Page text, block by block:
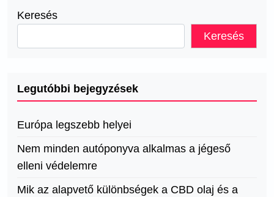
Keresés
Keresés
Legutóbbi bejegyzések
Európa legszebb helyei
Nem minden autóponyva alkalmas a jégeső
elleni védelemre
Mik az alapvető különbségek a CBD olaj és a